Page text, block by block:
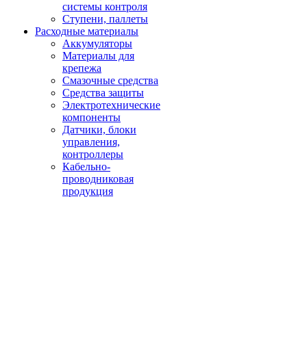
системы контроля
Ступени, паллеты
Расходные материалы
Аккумуляторы
Материалы для
крепежа
Смазочные средства
Средства защиты
Электротехнические
компоненты
Датчики, блоки
управления,
контроллеры
Кабельно-
проводниковая
продукция